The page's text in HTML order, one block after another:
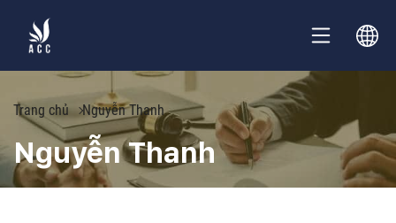
Trang chủ Nguyễn Thanh
Nguyễn Thanh